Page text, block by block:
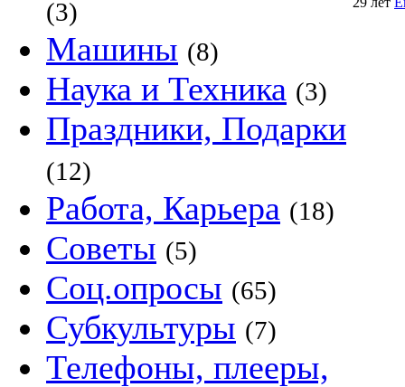
(3)
Машины (8)
Наука и Техника (3)
Праздники, Подарки
(12)
Работа, Карьера (18)
Советы (5)
Соц.опросы (65)
Субкультуры (7)
Телефоны, плееры,